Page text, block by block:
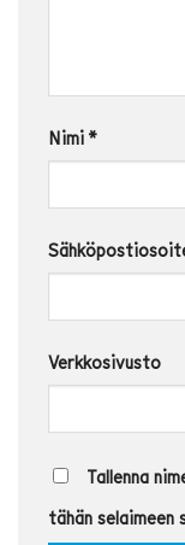
Nimi *
Verkkosivusto
Tallenna
tähän